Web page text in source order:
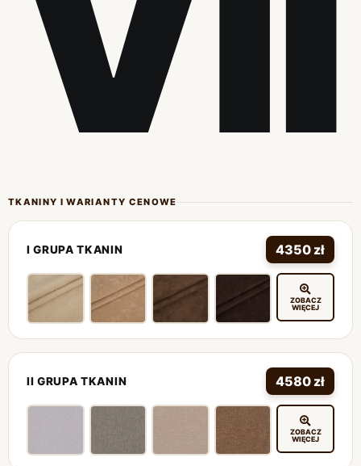
TKANINY I WARIANTY CENOWE
I GRUPA TKANIN 4350 zł
ZOBACZ
WIĘCEJ
II GRUPA TKANIN 4580 zł
ZOBACZ
WIĘCEJ